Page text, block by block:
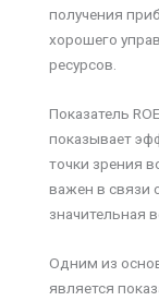
получения
хорошего
ресурсов.
Показатель
показывает
точки зрения
важен в связи
значительная
Одним из
является